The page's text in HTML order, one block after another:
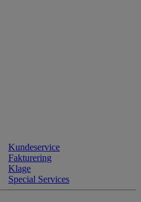
Kundeservice
Fakturering
Klage
Special Services